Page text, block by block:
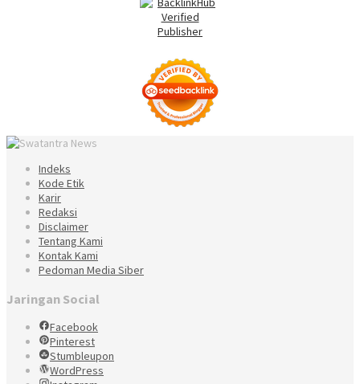
Indeks
Kode Etik
Karir
Redaksi
Disclaimer
Tentang Kami
Kontak Kami
Pedoman Media Siber
Jaringan Social
Facebook
Pinterest
Stumbleupon
WordPress